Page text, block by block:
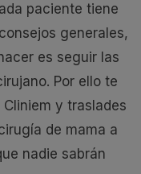
paciente tiene
generales,
es seguir las
Por ello te
y traslades
de mama a
nadie sabrán